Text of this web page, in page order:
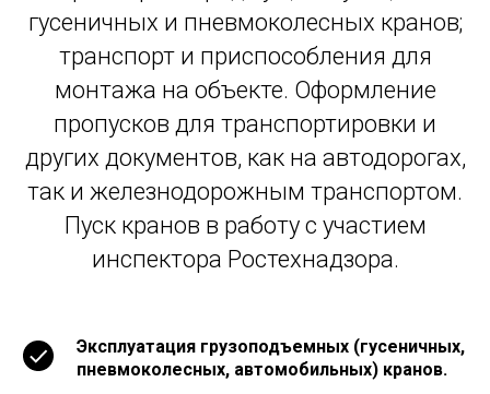
гусеничных и пневмоколесных кранов;
транспорт и приспособления для
монтажа на объекте. Оформление
пропусков для транспортировки и
других документов, как на автодорогах,
так и железнодорожным транспортом.
Пуск кранов в работу с участием
инспектора Ростехнадзора.
Эксплуатация грузоподъемных (гусеничных,
пневмоколесных, автомобильных) кранов.